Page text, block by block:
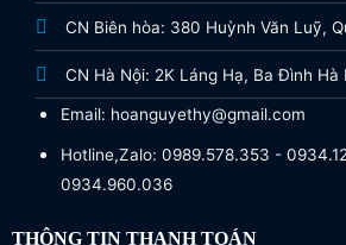
CN Biên hòa: 380 Huỳnh Văn Luỹ,
CN Hà Nội: 2K Láng Hạ, Ba Đình Hà
Email: hoanguyethy@gmail.com
Hotline,Zalo: 0989.578.353 -
0934.960.036
THÔNG TIN THANH TOÁN